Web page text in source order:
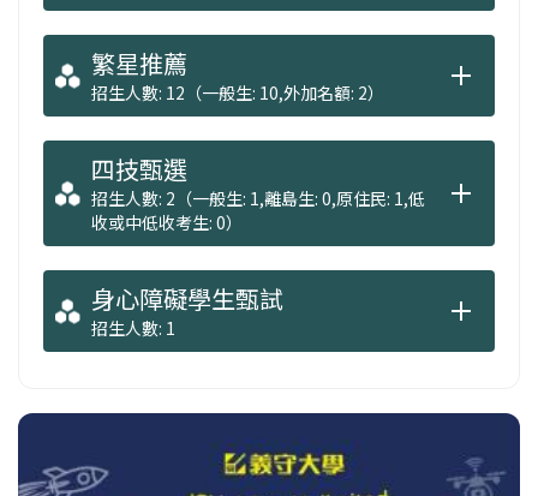
繁星推薦
招生人數: 12（一般生: 10,外加名額: 2）
四技甄選
招生人數: 2（一般生: 1,離島生: 0,原住民: 1,低
收或中低收考生: 0）
身心障礙學生甄試
招生人數: 1